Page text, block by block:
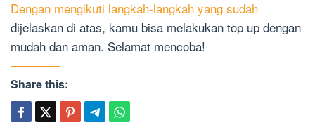
Dengan mengikuti langkah-langkah yang sudah
dijelaskan di atas, kamu bisa melakukan top up dengan
mudah dan aman. Selamat mencoba!
Share this: